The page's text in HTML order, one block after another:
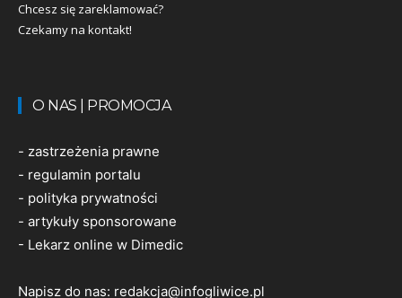
Chcesz się zareklamować?
Czekamy na kontakt!
O NAS | PROMOCJA
- zastrzeżenia prawne
- regulamin portalu
- polityka prywatności
- artykuły sponsorowane
- Lekarz online w Dimedic
Napisz do nas: redakcja@infogliwice.pl